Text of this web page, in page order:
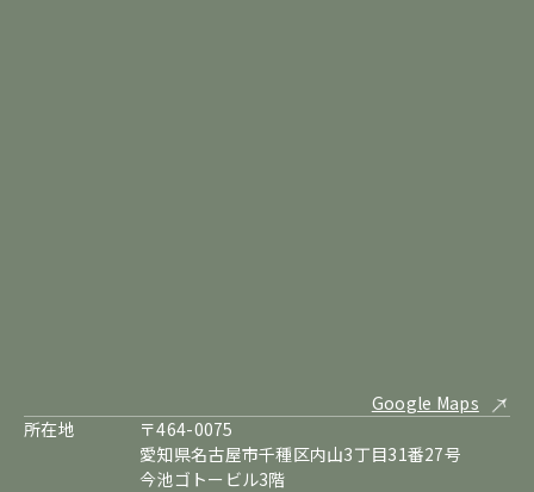
Google Maps
所在地
〒464-0075
愛知県名古屋市千種区内山3丁目31番27号
今池ゴトービル3階